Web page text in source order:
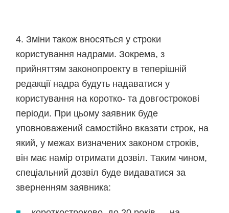
4. Зміни також вносяться у строки
користування надрами. Зокрема, з
прийняттям законопроекту в теперішній
редакції надра будуть надаватися у
користування на коротко- та довгострокові
періоди. При цьому заявник буде
уповноважений самостійно вказати строк, на
який, у межах визначених законом строків,
він має намір отримати дозвіл. Таким чином,
спеціальний дозвіл буде видаватися за
зверненням заявника: